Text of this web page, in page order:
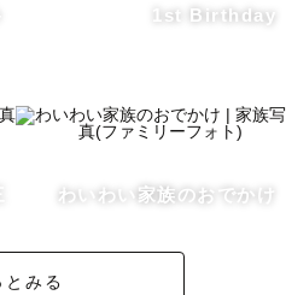
り取り形に残すお手伝いをさ
マン
1st Birthday
わいわい家族のおでかけ
とみる